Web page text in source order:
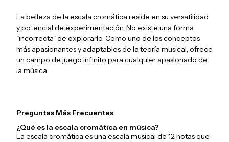
La belleza de la escala cromática reside en su versatilidad
y potencial de experimentación. No existe una forma
"incorrecta" de explorarlo. Como uno de los conceptos
más apasionantes y adaptables de la teoría musical, ofrece
un campo de juego infinito para cualquier apasionado de
la música.
Preguntas Más Frecuentes
¿Qué es la escala cromática en música?
La escala cromática es una escala musical de 12 notas que